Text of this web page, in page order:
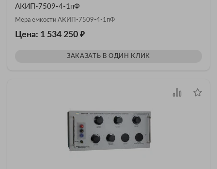
АКИП-7509-4-1пФ
Мера емкости АКИП-7509-4-1пФ
Цена: 1 534 250 ₽
ЗАКАЗАТЬ В ОДИН КЛИК